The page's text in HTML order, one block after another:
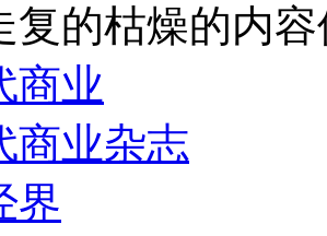
复的枯燥的内
商业
商业杂志
界